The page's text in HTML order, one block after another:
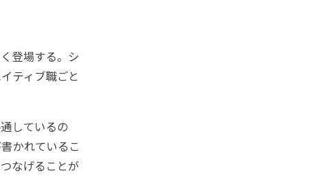
登場する。シ
ティブ職ごと
しているの
かれているこ
なげることが